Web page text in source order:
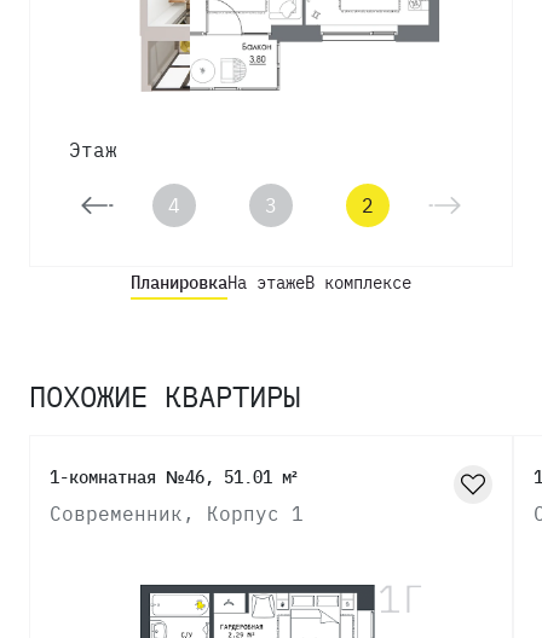
Этаж
5 4 3 2
ПланировкаНа этажеВ комплексе
ПОХОЖИЕ КВАРТИРЫ
1-комнатная №46, 51.01 м²
Современник, Корпус 1